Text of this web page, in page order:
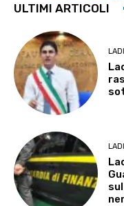
ULTIMI ARTICOLI